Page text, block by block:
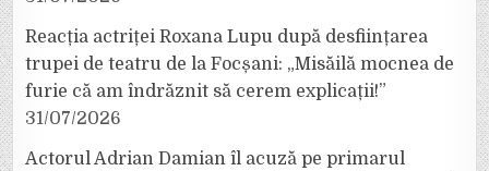
Reacția actriței Roxana Lupu după desființarea
trupei de teatru de la Focșani: „Misăilă mocnea de
furie că am îndrăznit să cerem explicații!”
31/07/2026
Actorul Adrian Damian îl acuză pe primarul